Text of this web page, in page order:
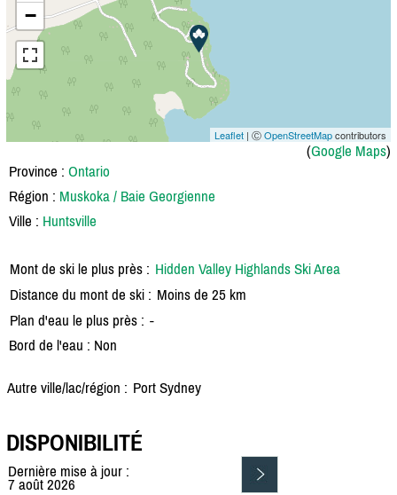
−
Leaflet | ⒸOpenStreetMapcontributors
(Google Maps)
Province : Ontario
Région : Muskoka / Baie Georgienne
Ville : Huntsville
Mont de ski le plus près : Hidden Valley Highlands Ski Area
Distance du mont de ski : Moins de 25 km
Plan d'eau le plus près : -
Bord de l'eau : Non
Autre ville/lac/région : Port Sydney
DISPONIBILITÉ
Dernière mise à jour :
7 août 2026